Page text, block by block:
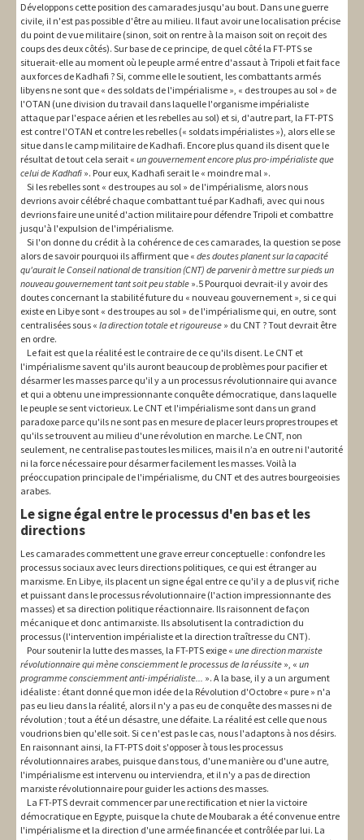
Développons cette position des camarades jusqu'au bout. Dans une guerre
civile, il n'est pas possible d'être au milieu. Il faut avoir une localisation précise
du point de vue militaire (sinon, soit on rentre à la maison soit on reçoit des
coups des deux côtés). Sur base de ce principe, de quel côté la FT-PTS se
situerait-elle au moment où le peuple armé entre d'assaut à Tripoli et fait face
aux forces de Kadhafi ? Si, comme elle le soutient, les combattants armés
libyens ne sont que « des soldats de l'impérialisme », « des troupes au sol » de
l'OTAN (une division du travail dans laquelle l'organisme impérialiste
attaque par l'espace aérien et les rebelles au sol) et si, d'autre part, la FT-PTS
est contre l'OTAN et contre les rebelles (« soldats impérialistes »), alors elle se
situe dans le camp militaire de Kadhafi. Encore plus quand ils disent que le
résultat de tout cela serait « un gouvernement encore plus pro-impérialiste que
celui de Kadhafi ». Pour eux, Kadhafi serait le « moindre mal ».
Si les rebelles sont « des troupes au sol » de l'impérialisme, alors nous
devrions avoir célébré chaque combattant tué par Kadhafi, avec qui nous
devrions faire une unité d'action militaire pour défendre Tripoli et combattre
jusqu'à l'expulsion de l'impérialisme.
Si l'on donne du crédit à la cohérence de ces camarades, la question se pose
alors de savoir pourquoi ils affirment que « des doutes planent sur la capacité
qu'aurait le Conseil national de transition (CNT) de parvenir à mettre sur pieds un
nouveau gouvernement tant soit peu stable ».5 Pourquoi devrait-il y avoir des
doutes concernant la stabilité future du « nouveau gouvernement », si ce qui
existe en Libye sont « des troupes au sol » de l'impérialisme qui, en outre, sont
centralisées sous « la direction totale et rigoureuse » du CNT ? Tout devrait être
en ordre.
Le fait est que la réalité est le contraire de ce qu'ils disent. Le CNT et
l'impérialisme savent qu'ils auront beaucoup de problèmes pour pacifier et
désarmer les masses parce qu'il y a un processus révolutionnaire qui avance
et qui a obtenu une impressionnante conquête démocratique, dans laquelle
le peuple se sent victorieux. Le CNT et l'impérialisme sont dans un grand
paradoxe parce qu'ils ne sont pas en mesure de placer leurs propres troupes et
qu'ils se trouvent au milieu d'une révolution en marche. Le CNT, non
seulement, ne centralise pas toutes les milices, mais il n’a en outre ni l'autorité
ni la force nécessaire pour désarmer facilement les masses. Voilà la
préoccupation principale de l'impérialisme, du CNT et des autres bourgeoisies
arabes.
Le signe égal entre le processus d'en bas et les
directions
Les camarades commettent une grave erreur conceptuelle : confondre les
processus sociaux avec leurs directions politiques, ce qui est étranger au
marxisme. En Libye, ils placent un signe égal entre ce qu'il y a de plus vif, riche
et puissant dans le processus révolutionnaire (l'action impressionnante des
masses) et sa direction politique réactionnaire. Ils raisonnent de façon
mécanique et donc antimarxiste. Ils absolutisent la contradiction du
processus (l'intervention impérialiste et la direction traîtresse du CNT).
Pour soutenir la lutte des masses, la FT-PTS exige « une direction marxiste
révolutionnaire qui mène consciemment le processus de la réussite », « un
programme consciemment anti-impérialiste... ». A la base, il y a un argument
idéaliste : étant donné que mon idée de la Révolution d'Octobre « pure » n'a
pas eu lieu dans la réalité, alors il n'y a pas eu de conquête des masses ni de
révolution ; tout a été un désastre, une défaite. La réalité est celle que nous
voudrions bien qu'elle soit. Si ce n'est pas le cas, nous l'adaptons à nos désirs.
En raisonnant ainsi, la FT-PTS doit s'opposer à tous les processus
révolutionnaires arabes, puisque dans tous, d'une manière ou d'une autre,
l'impérialisme est intervenu ou interviendra, et il n'y a pas de direction
marxiste révolutionnaire pour guider les actions des masses.
La FT-PTS devrait commencer par une rectification et nier la victoire
démocratique en Egypte, puisque la chute de Moubarak a été convenue entre
l'impérialisme et la direction d'une armée financée et contrôlée par lui. La